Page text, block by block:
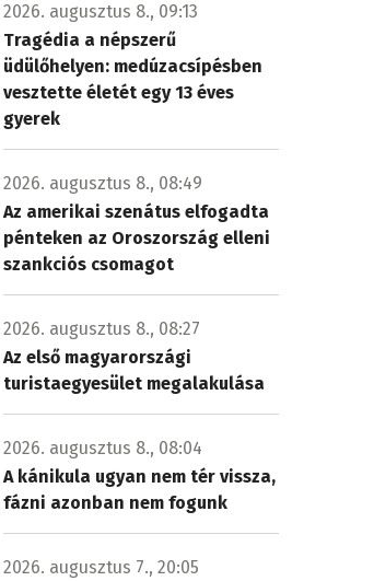
2026. augusztus 8., 09:13
Tragédia a népszerű
üdülőhelyen: medúzacsípésben
vesztette életét egy 13 éves
gyerek
2026. augusztus 8., 08:49
Az amerikai szenátus elfogadta
pénteken az Oroszország elleni
szankciós csomagot
2026. augusztus 8., 08:27
Az első magyarországi
turistaegyesület megalakulása
2026. augusztus 8., 08:04
A kánikula ugyan nem tér vissza,
fázni azonban nem fogunk
2026. augusztus 7., 20:05